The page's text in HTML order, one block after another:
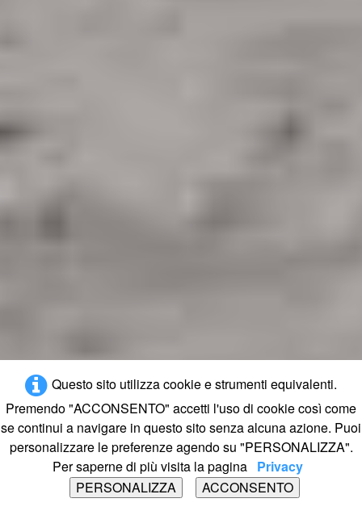
Questo sito utilizza cookie e strumenti equivalenti.
Premendo "ACCONSENTO" accetti l'uso di cookie così come
se continui a navigare in questo sito senza alcuna azione. Puoi
personalizzare le preferenze agendo su "PERSONALIZZA".
Per saperne di più visita la pagina Privacy
PERSONALIZZA
ACCONSENTO